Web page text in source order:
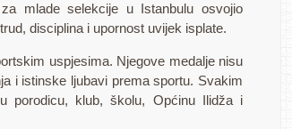
mlade selekcije u Istanbulu osvojio
disciplina i upornost uvijek isplate.
uspjesima. Njegove medalje nisu
i istinske ljubavi prema sportu. Svakim
porodicu, klub, školu, Općinu Ilidža i